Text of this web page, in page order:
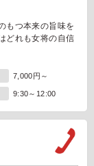
もつ本来の旨味を
どれも女将の自信
7,000円～
9:30～12:00